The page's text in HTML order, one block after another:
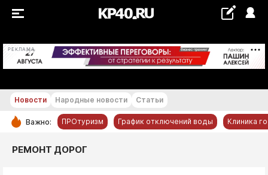
РЕКЛАМА +16...+17 °С
РУБРИКИ
Новости Народные новости Статьи
Важно: ПРОтуризм График отключений воды Клиника
РЕМОНТ ДОРОГ